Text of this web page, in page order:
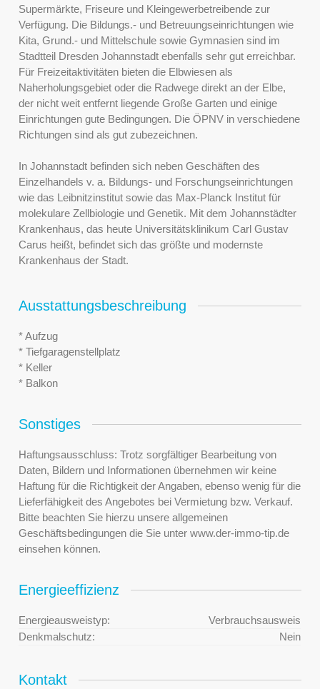
Supermärkte, Friseure und Kleingewerbetreibende zur
Verfügung. Die Bildungs.- und Betreuungseinrichtungen wie
Kita, Grund.- und Mittelschule sowie Gymnasien sind im
Stadtteil Dresden Johannstadt ebenfalls sehr gut erreichbar.
Für Freizeitaktivitäten bieten die Elbwiesen als
Naherholungsgebiet oder die Radwege direkt an der Elbe,
der nicht weit entfernt liegende Große Garten und einige
Einrichtungen gute Bedingungen. Die ÖPNV in verschiedene
Richtungen sind als gut zubezeichnen.
In Johannstadt befinden sich neben Geschäften des
Einzelhandels v. a. Bildungs- und Forschungseinrichtungen
wie das Leibnitzinstitut sowie das Max-Planck Institut für
molekulare Zellbiologie und Genetik. Mit dem Johannstädter
Krankenhaus, das heute Universitätsklinikum Carl Gustav
Carus heißt, befindet sich das größte und modernste
Krankenhaus der Stadt.
Ausstattungsbeschreibung
* Aufzug
* Tiefgaragenstellplatz
* Keller
* Balkon
Sonstiges
Haftungsausschluss: Trotz sorgfältiger Bearbeitung von
Daten, Bildern und Informationen übernehmen wir keine
Haftung für die Richtigkeit der Angaben, ebenso wenig für die
Lieferfähigkeit des Angebotes bei Vermietung bzw. Verkauf.
Bitte beachten Sie hierzu unsere allgemeinen
Geschäftsbedingungen die Sie unter www.der-immo-tip.de
einsehen können.
Energieeffizienz
Energieausweistyp:
Verbrauchsausweis
Denkmalschutz:
Nein
Kontakt